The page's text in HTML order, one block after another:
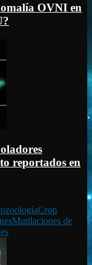
OVNI en
reportados en
Crop
Mutilaciones de